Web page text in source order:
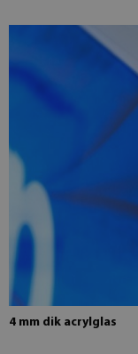
4 mm dik acrylglas